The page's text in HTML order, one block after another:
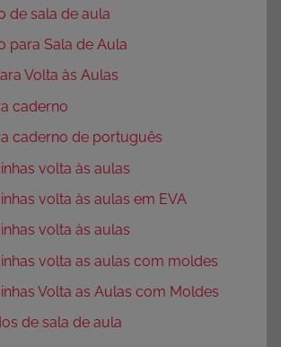
de sala de aula
para Sala de Aula
Volta às Aulas
caderno
caderno de português
volta às aulas
volta às aulas em EVA
volta às aulas
volta as aulas com moldes
Volta as Aulas com Moldes
de sala de aula